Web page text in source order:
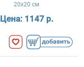
20x20 см
Цена: 1147 р.